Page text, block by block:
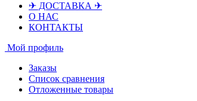
✈ ДОСТАВКА ✈
О НАС
КОНТАКТЫ
Мой профиль
Заказы
Список сравнения
Отложенные товары